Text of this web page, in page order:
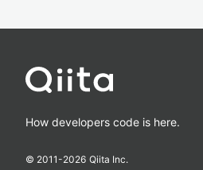
How developers code is here.
© 2011-2026 Qiita Inc.